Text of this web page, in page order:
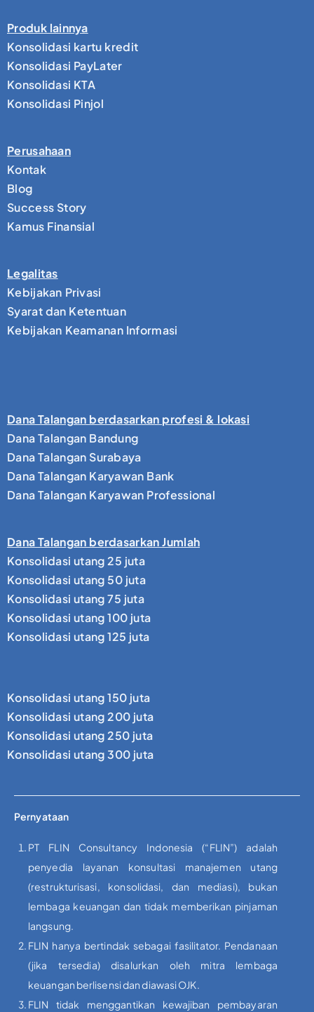
Produk lainnya
Konsolidasi kartu kredit
Konsolidasi PayLater
Konsolidasi KTA
Konsolidasi Pinjol
Perusahaan
Kontak
Blog
Success Story
Kamus Finansial
Legalitas
Kebijakan Privasi
Syarat dan Ketentuan
Kebijakan Keamanan Informasi
Dana Talangan berdasarkan profesi & lokasi
Dana Talangan Bandung
Dana Talangan Surabaya
Dana Talangan Karyawan Bank
Dana Talangan Karyawan Professional
Dana Talangan berdasarkan Jumlah
Konsolidasi utang 25 juta
Konsolidasi utang 50 juta
Konsolidasi utang 75 juta
Konsolidasi utang 100 juta
Konsolidasi utang 125 juta
Konsolidasi utang 150 juta
Konsolidasi utang 200 juta
Konsolidasi utang 250 juta
Konsolidasi utang 300 juta
Pernyataan
PT FLIN Consultancy Indonesia (“FLIN”) adalah
penyedia layanan konsultasi manajemen utang
(restrukturisasi, konsolidasi, dan mediasi), bukan
lembaga keuangan dan tidak memberikan pinjaman
langsung.
FLIN hanya bertindak sebagai fasilitator. Pendanaan
(jika tersedia) disalurkan oleh mitra lembaga
keuangan berlisensi dan diawasi OJK.
FLIN tidak menggantikan kewajiban pembayaran